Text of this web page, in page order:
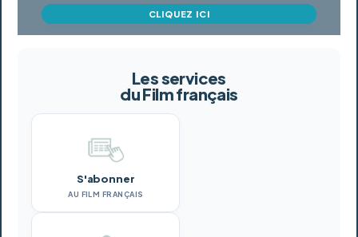
CLIQUEZ ICI
Les services
du Film français
S'abonner
AU FILM FRANÇAIS